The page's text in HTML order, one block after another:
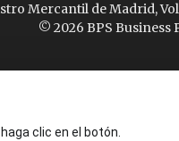
Mercantil de Madrid,
© 2026 BPS Business
clic en el botón.